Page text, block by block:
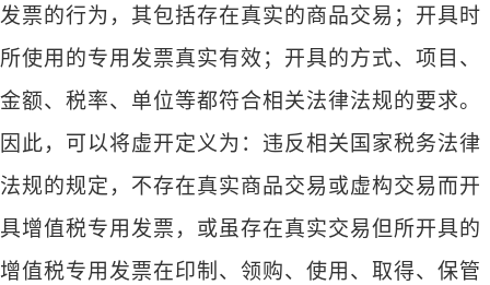
发票的行为，其包括存在真实的商品交易；开具时
所使用的专用发票真实有效；开具的方式、项目、
金额、税率、单位等都符合相关法律法规的要求。
因此，可以将虚开定义为：违反相关国家税务法律
法规的规定，不存在真实商品交易或虚构交易而开
具增值税专用发票，或虽存在真实交易但所开具的
增值税专用发票在印制、领购、使用、取得、保管